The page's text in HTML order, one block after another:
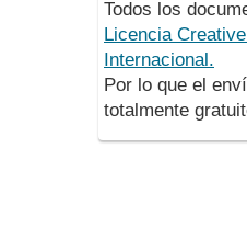
Todos los
Licencia
Internacional.
Por lo que el
totalmente